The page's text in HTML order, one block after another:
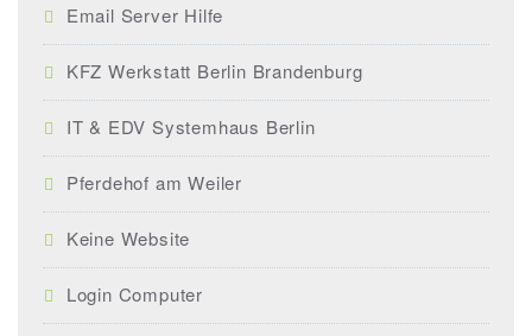
Email Server Hilfe
KFZ Werkstatt Berlin Brandenburg
IT & EDV Systemhaus Berlin
Pferdehof am Weiler
Keine Website
Login Computer